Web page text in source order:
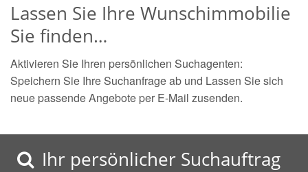
Lassen Sie Ihre Wunschimmobilie
Sie finden…
Aktivieren Sie Ihren persönlichen Suchagenten:
Speichern Sie Ihre Suchanfrage ab und Lassen Sie sich
neue passende Angebote per E-Mail zusenden.
Ihr persönlicher Suchauftrag